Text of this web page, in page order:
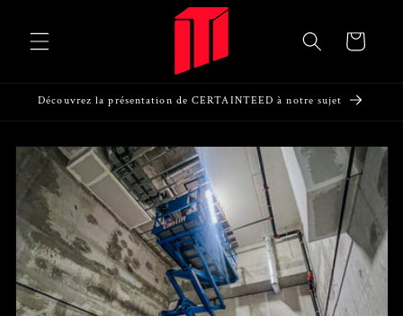
au
contenu
Panier
Découvrez la présentation de CERTAINTEED à notre sujet